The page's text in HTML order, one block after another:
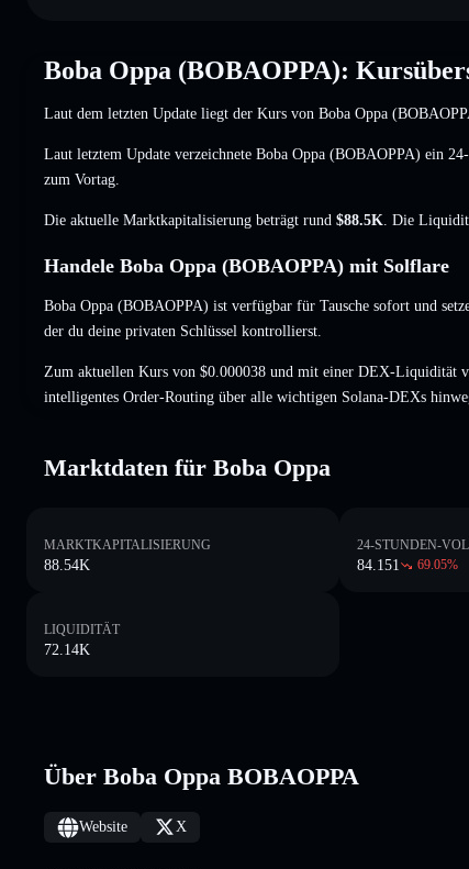
Boba Oppa (BOBAOPPA):
Laut dem letzten Update liegt der Kurs von Boba Oppa
Laut letztem Update verzeichnete Boba Oppa (BOBAOPPA) ein
zum Vortag.
Die aktuelle Marktkapitalisierung beträgt rund $88.5K . Die
Handele Boba Oppa (BOBAOPPA) mit Solflare
Boba Oppa (BOBAOPPA) ist verfügbar für Tausche sofort und
der du deine privaten Schlüssel kontrollierst.
Zum aktuellen Kurs von $0.000038 und mit einer DEX-Liquidität
intelligentes Order-Routing über alle wichtigen Solana-DEXs
Marktdaten für Boba Oppa
MARKTKAPITALISIERUNG
88.54K
24-STUNDEN-
84.151 69.05%
LIQUIDITÄT
72.14K
Über Boba Oppa BOBAOPPA
Website X